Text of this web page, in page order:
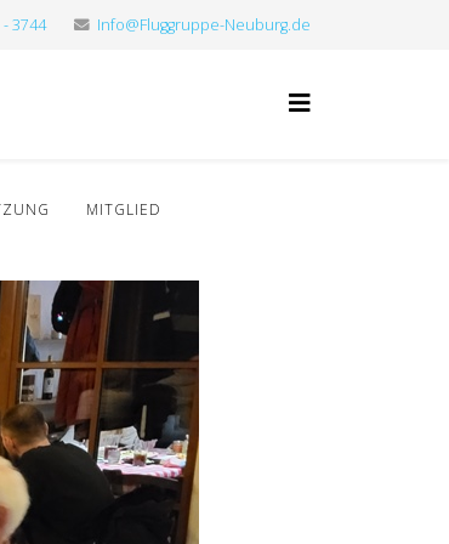
- 3744 Info@Fluggruppe-Neuburg.de
MITGLIED